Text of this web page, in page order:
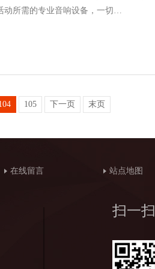
动所需的专业音响设备，一切…
105 下一页 末页
在线留言 站点地图
扫一扫